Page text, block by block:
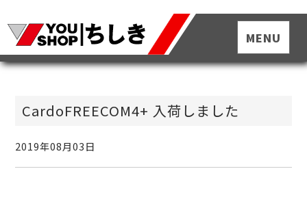
CardoFREECOM4+ 入荷しました
2019年08月03日